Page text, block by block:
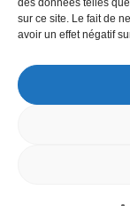
des données telles
sur ce site. Le fait de
avoir un effet négatif
TAPIS DE SOL
TAPIS DE SOL